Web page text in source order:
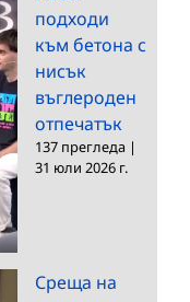
подходи
към бетона с
нисък
въглероден
отпечатък
137 прегледа |
31 юли 2026 г.
Среща на